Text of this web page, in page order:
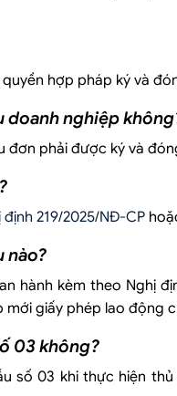
hợp pháp ký và
doanh nghiệp
đơn phải được ký và
định 219/2025/NĐ-CP
nào?
hành kèm theo Nghị
giấy phép lao động
03 không?
số 03 khi thực hiện